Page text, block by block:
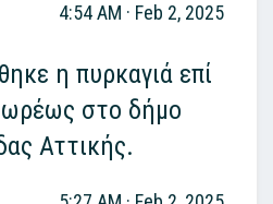
4:54 AM · Feb 2, 2025
η πυρκαγιά επί
στο δήμο
Αττικής.